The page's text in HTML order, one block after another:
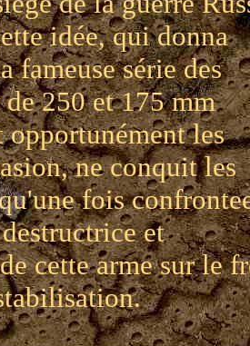
idée, qui donna
fameuse série des
250 et 175 mm
les
ne conquit les
fois
et
cette arme sur le